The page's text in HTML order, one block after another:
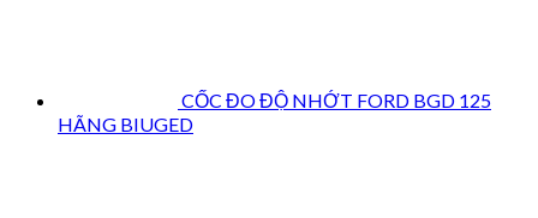
CỐC ĐO ĐỘ NHỚT FORD BGD 125
HÃNG BIUGED